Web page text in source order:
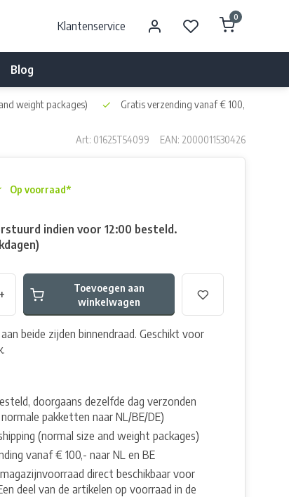
Klantenservice
0
Blog
weight packages) Gratis verzending vanaf € 100,- naar NL
Art: 01625T54099 EAN: 2000011530426
Op voorraad*
indien voor 12:00 besteld.
+
Toevoegen aan
winkelwagen
beide zijden binnendraad. Geschikt voor
doorgaans dezelfde dag verzonden
pakketten naar NL/BE/DE)
(normal size and weight packages)
vanaf € 100,- naar NL en BE
direct beschikbaar voor
deel van de artikelen op voorraad in de